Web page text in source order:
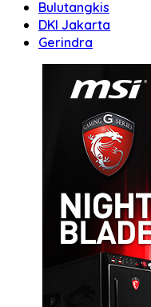
Bulutangkis
DKI Jakarta
Gerindra